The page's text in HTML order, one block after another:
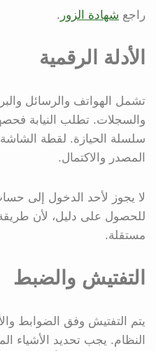
راجع شهادة الزور .
الأدلة الرقمية
تشمل الهواتف والرسائل
والسجلات. تطلب النيابة
سلسلة الحيازة. لقطة
المصدر والاكتمال.
لا يجوز لأحد الدخول إلى
للحصول على دليل، لأن
مستقلة.
التفتيش والضبط
يتم التفتيش وفق الضوابط
النظام. يجب تحديد الأشياء